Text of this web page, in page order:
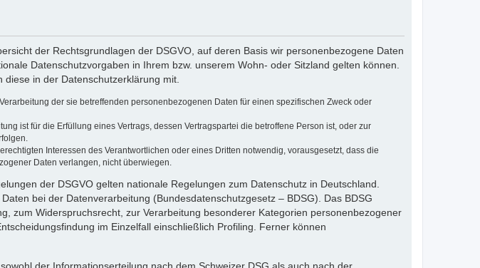
der Rechtsgrundlagen der DSGVO, auf deren Basis wir personenbezogene Daten
Datenschutzvorgaben in Ihrem bzw. unserem Wohn- oder Sitzland gelten können.
in der Datenschutzerklärung mit.
der sie betreffenden personenbezogenen Daten für einen spezifischen Zweck oder
ist für die Erfüllung eines Vertrags, dessen Vertragspartei die betroffene Person ist, oder zur
Interessen des Verantwortlichen oder eines Dritten notwendig, vorausgesetzt, dass die
Daten verlangen, nicht überwiegen.
der DSGVO gelten nationale Regelungen zum Datenschutz in Deutschland.
bei der Datenverarbeitung (Bundesdatenschutzgesetz – BDSG). Das BDSG
zum Widerspruchsrecht, zur Verarbeitung besonderer Kategorien personenbezogener
im Einzelfall einschließlich Profiling. Ferner können
der Informationserteilung nach dem Schweizer DSG als auch nach der